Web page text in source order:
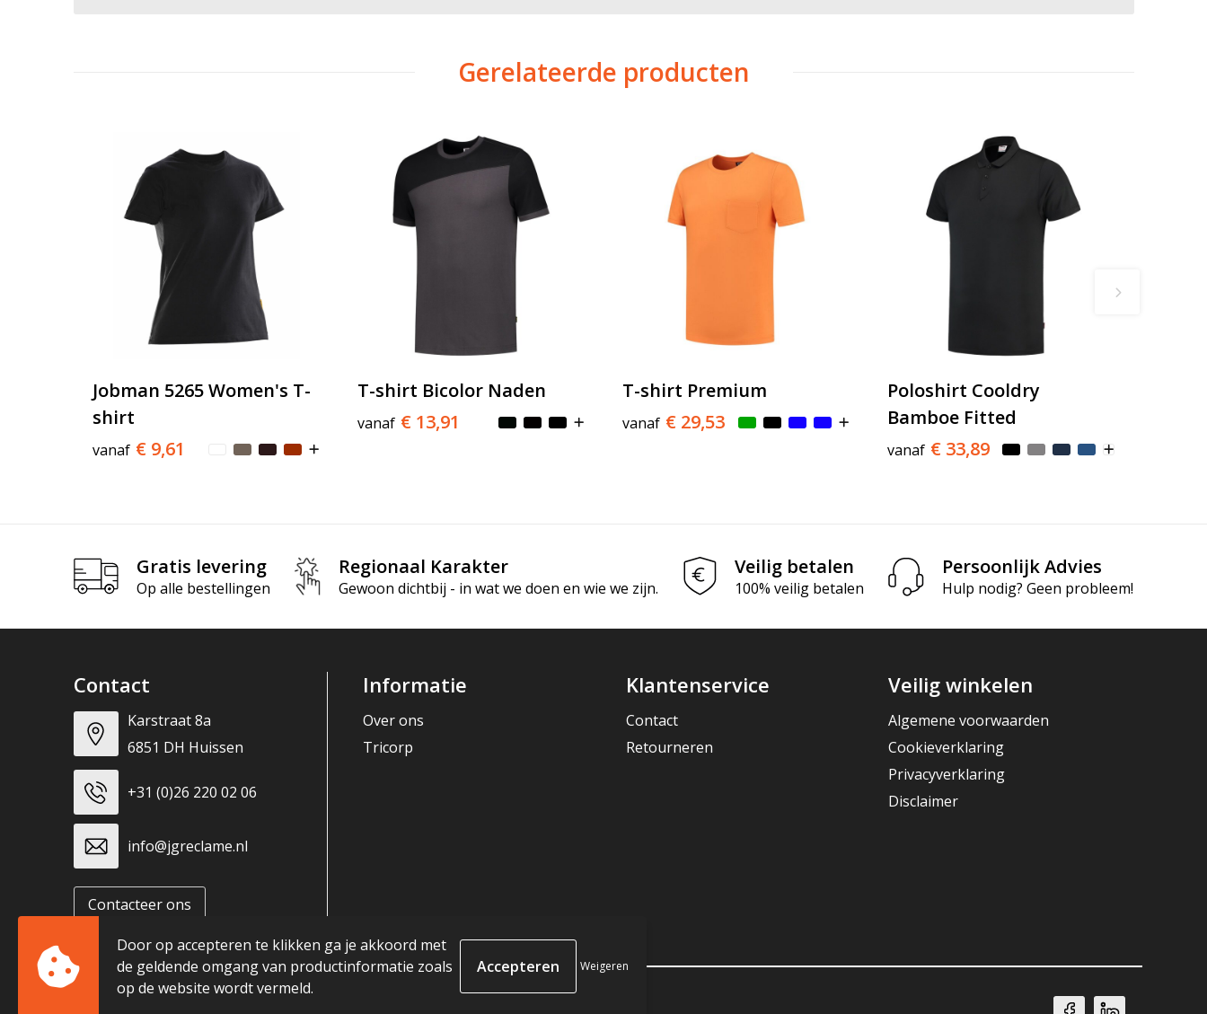
Gerelateerde producten
Jobman 5265 Women's T-
shirt
vanaf € 9,61
T-shirt Bicolor Naden
vanaf € 13,91
T-shirt Premium
vanaf € 29,53
Poloshirt Cooldry
Bamboe Fitted
vanaf € 33,89
Gratis levering
Op alle bestellingen
Regionaal Karakter
Gewoon dichtbij - in wat we doen en wie we zijn.
Veilig betalen
100% veilig betalen
Persoonlijk Advies
Hulp nodig? Geen probleem!
Contact
Karstraat 8a
6851 DH Huissen
+31 (0)26 220 02 06
info@jgreclame.nl
Contacteer ons
Informatie
Over ons
Tricorp
Klantenservice
Contact
Retourneren
Veilig winkelen
Algemene voorwaarden
Cookieverklaring
Privacyverklaring
Disclaimer
Door op accepteren te klikken ga je akkoord met
de geldende omgang van productinformatie zoals
op de website wordt vermeld.
Weigeren